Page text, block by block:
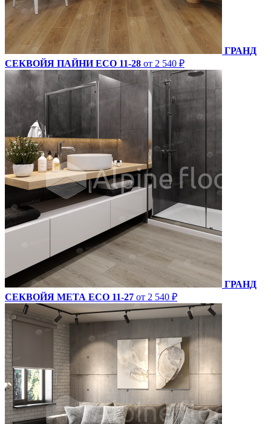
ГРАНД
СЕКВОЙЯ ПАЙНИ ECO 11-28 от 2 540 ₽
ГРАНД
СЕКВОЙЯ МЕТА ECO 11-27 от 2 540 ₽